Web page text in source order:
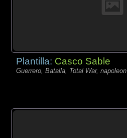
Plantilla: Casco Sable
Guerrero, Batalla, Total War, napoleon